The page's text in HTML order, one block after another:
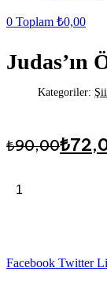
0 Toplam ₺0,00
Judas’ın
Kategoriler:
₺90,00
Orijinal
₺90,00.
₺
Şu
fiyat:
Judas'ın
adet
Facebook Twitter